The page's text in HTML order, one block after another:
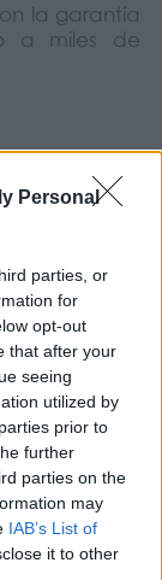
Personal
parties, or
for
opt-out
that after your
seeing
utilized by
prior to
further
parties on the
may
IAB’s List of
it to other
la garantía
a miles de